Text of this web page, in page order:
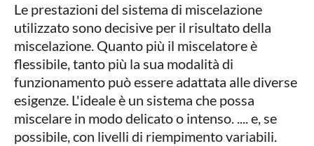
Le prestazioni del sistema di miscelazione
utilizzato sono decisive per il risultato della
miscelazione. Quanto più il miscelatore è
flessibile, tanto più la sua modalità di
funzionamento può essere adattata alle diverse
esigenze. L'ideale è un sistema che possa
miscelare in modo delicato o intenso. .... e, se
possibile, con livelli di riempimento variabili.